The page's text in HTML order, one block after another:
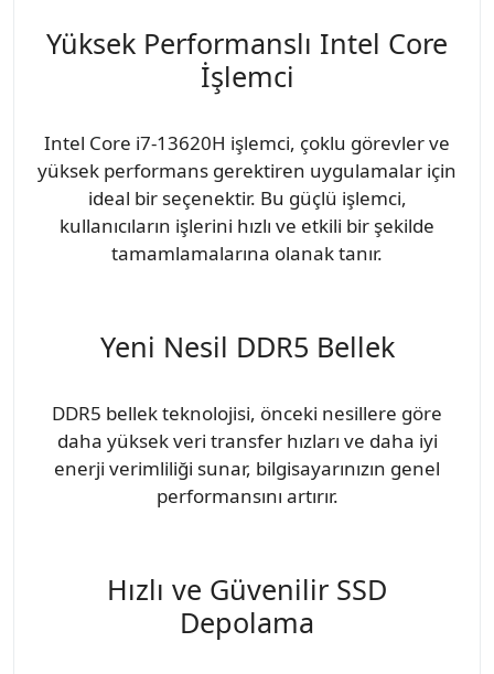
Yüksek Performanslı Intel Core
İşlemci
Intel Core i7-13620H işlemci, çoklu görevler ve
yüksek performans gerektiren uygulamalar için
ideal bir seçenektir. Bu güçlü işlemci,
kullanıcıların işlerini hızlı ve etkili bir şekilde
tamamlamalarına olanak tanır.
Yeni Nesil DDR5 Bellek
DDR5 bellek teknolojisi, önceki nesillere göre
daha yüksek veri transfer hızları ve daha iyi
enerji verimliliği sunar, bilgisayarınızın genel
performansını artırır.
Hızlı ve Güvenilir SSD
Depolama